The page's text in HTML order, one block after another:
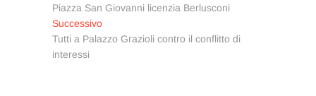
articoli precedente:
Piazza San Giovanni licenzia Berlusconi
SuccessivoArticolo
successivo:
Tutti a Palazzo Grazioli contro il conflitto di
interessi